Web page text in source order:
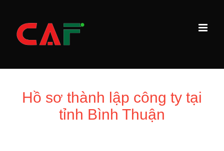
content
Hồ sơ thành lập công ty tại
tỉnh Bình Thuận